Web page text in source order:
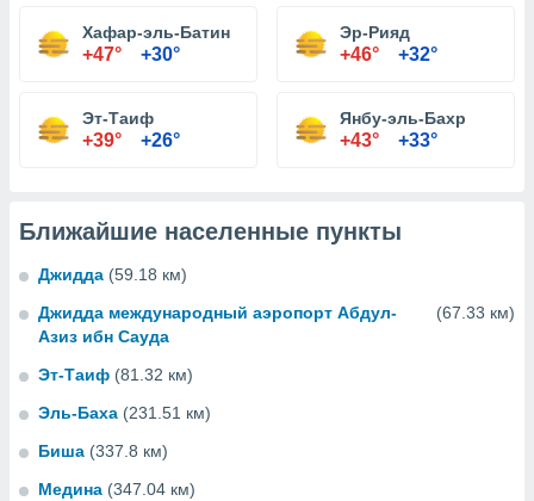
Хафар-эль-Батин
+47° +30°
Эр-Рияд
+46° +32°
Эт-Таиф
+39° +26°
Янбу-эль-Бахр
+43° +33°
Ближайшие населенные пункты
Джидда (59.18 км)
Джидда международный аэропорт Абдул-
Азиз ибн Сауда
(67.33 км)
Эт-Таиф (81.32 км)
Эль-Баха (231.51 км)
Биша (337.8 км)
Медина (347.04 км)